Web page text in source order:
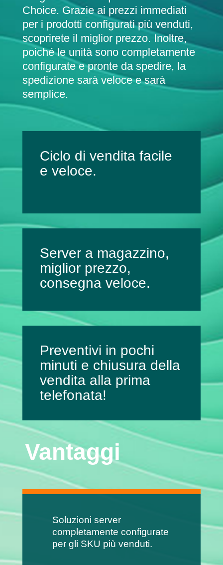
Choice. Grazie ai prezzi immediati
per i prodotti configurati più venduti,
scoprirete il miglior prezzo. Inoltre,
poiché le unità sono completamente
configurate e pronte da spedire, la
spedizione sarà veloce e sarà
semplice.
Ciclo di vendita facile
e veloce.
Server a magazzino,
miglior prezzo,
consegna veloce.
Preventivi in pochi
minuti e chiusura della
vendita alla prima
telefonata!
Vantaggi
Soluzioni server
completamente configurate
per gli SKU più venduti.